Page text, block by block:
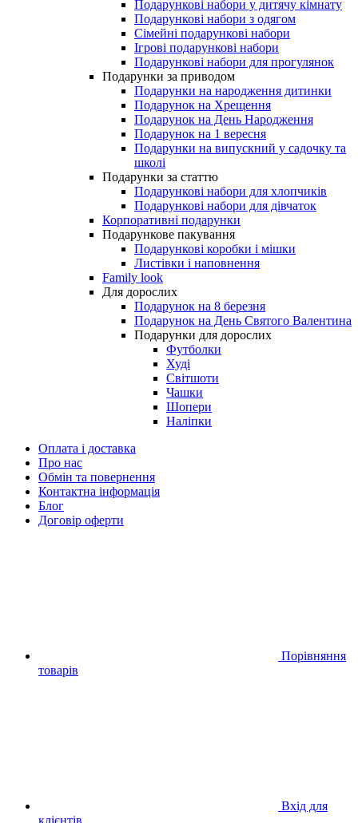
Подарункові набори у дитячу кімнату
Подарункові набори з одягом
Сімейні подарункові набори
Ігрові подарункові набори
Подарункові набори для прогулянок
Подарунки за приводом
Подарунки на народження дитинки
Подарунок на Хрещення
Подарунок на День Народження
Подарунок на 1 вересня
Подарунки на випускний у садочку та
школі
Подарунки за статтю
Подарункові набори для хлопчиків
Подарункові набори для дівчаток
Корпоративні подарунки
Подарункове пакування
Подарункові коробки і мішки
Листівки і наповнення
Family look
Для дорослих
Подарунок на 8 березня
Подарунок на День Святого Валентина
Подарунки для дорослих
Футболки
Худі
Світшоти
Чашки
Шопери
Наліпки
Оплата і доставка
Про нас
Обмін та повернення
Контактна інформація
Блог
Договір оферти
Порівняння
товарів
Вхід для